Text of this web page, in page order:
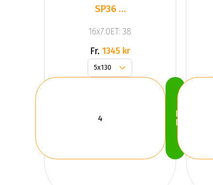
SP36 H
Matt
16x7.0ET: 38
Fr. 1345 kr
Köp
Nu